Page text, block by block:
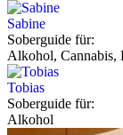
Sabine
Soberguide für:
Alkohol, Cannabis,
Tobias
Soberguide für:
Alkohol